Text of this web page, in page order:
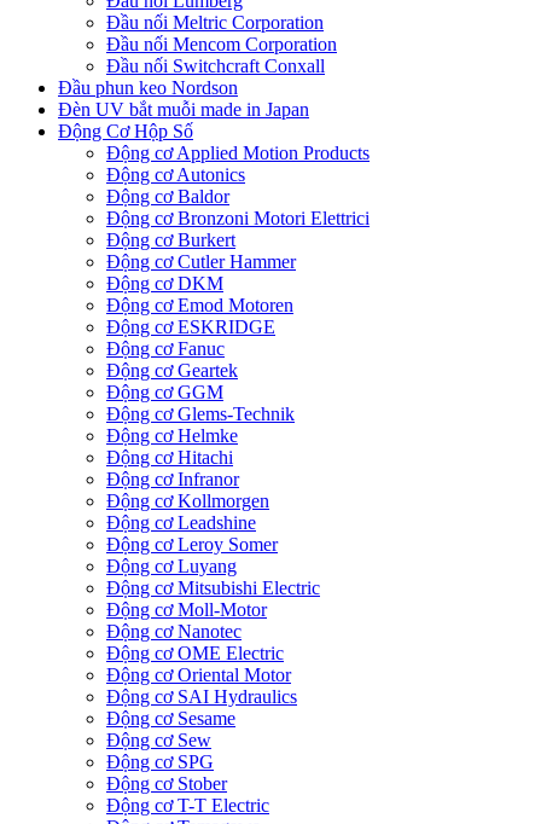
Đầu nối Meltric Corporation
Đầu nối Mencom Corporation
Đầu nối Switchcraft Conxall
Đầu phun keo Nordson
Đèn UV bắt muỗi made in Japan
Động Cơ Hộp Số
Động cơ Applied Motion Products
Động cơ Autonics
Động cơ Baldor
Động cơ Bronzoni Motori Elettrici
Động cơ Burkert
Động cơ Cutler Hammer
Động cơ DKM
Động cơ Emod Motoren
Động cơ ESKRIDGE
Động cơ Fanuc
Động cơ Geartek
Động cơ GGM
Động cơ Glems-Technik
Động cơ Helmke
Động cơ Hitachi
Động cơ Infranor
Động cơ Kollmorgen
Động cơ Leadshine
Động cơ Leroy Somer
Động cơ Luyang
Động cơ Mitsubishi Electric
Động cơ Moll-Motor
Động cơ Nanotec
Động cơ OME Electric
Động cơ Oriental Motor
Động cơ SAI Hydraulics
Động cơ Sesame
Động cơ Sew
Động cơ SPG
Động cơ Stober
Động cơ T-T Electric